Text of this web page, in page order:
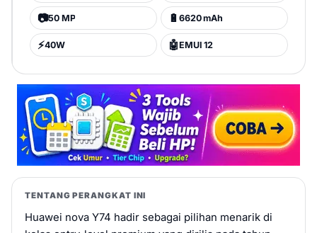
📷50 MP 🔋 6620 mAh
⚡40W 🤖EMUI 12
TENTANG PERANGKAT INI
Huawei nova Y74 hadir sebagai pilihan menarik di